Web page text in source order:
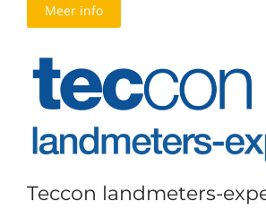
Meer info
Teccon landmeters-